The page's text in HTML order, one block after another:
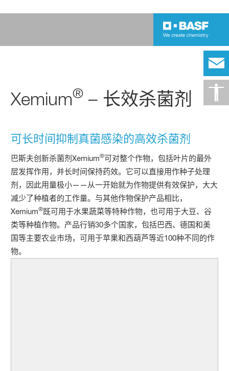
Xemium® – 长效杀菌剂
可长时间抑制真菌感染的高效杀菌剂
巴斯夫创新杀菌剂Xemium®可对整个作物，包括叶片的最外
层发挥作用，并长时间保持药效。它可以直接用作种子处理
剂，因此用量极小——从一开始就为作物提供有效保护，大大
减少了种植者的工作量。与其他作物保护产品相比，
Xemium®既可用于水果蔬菜等特种作物，也可用于大豆、谷
类等种植作物。产品行销30多个国家，包括巴西、德国和美
国等主要农业市场，可用于苹果和西葫芦等近100种不同的作
物。